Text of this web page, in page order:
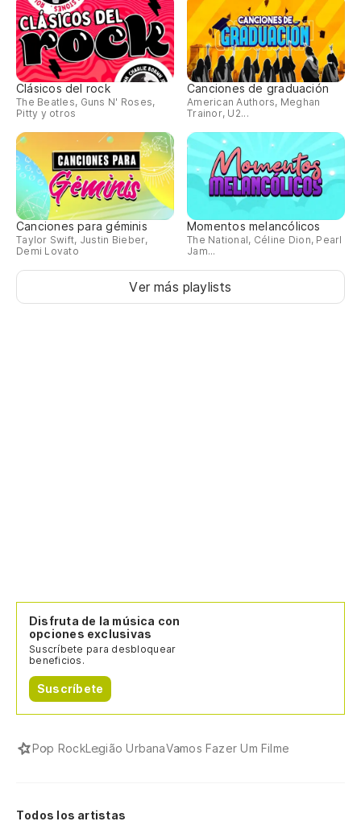
Clásicos del rock
The Beatles, Guns N' Roses,
Pitty y otros
Canciones de graduación
American Authors, Meghan
Trainor, U2...
Canciones para géminis
Taylor Swift, Justin Bieber,
Demi Lovato
Momentos melancólicos
The National, Céline Dion, Pearl
Jam...
Ver más playlists
Disfruta de la música con
opciones exclusivas
Suscríbete para desbloquear
beneficios.
Suscríbete
Pop RockLegião UrbanaVamos Fazer Um Filme
Todos los artistas